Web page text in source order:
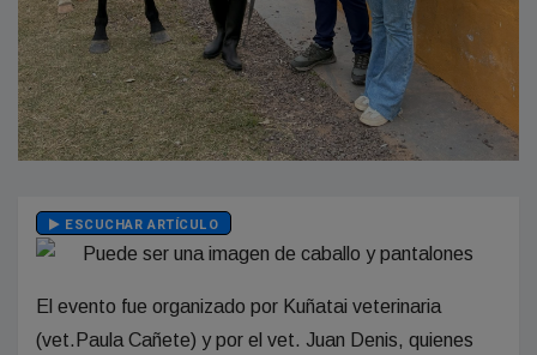
ESCUCHAR ARTÍCULO
El evento fue organizado por Kuñatai veterinaria
(vet.Paula Cañete) y por el vet. Juan Denis, quienes